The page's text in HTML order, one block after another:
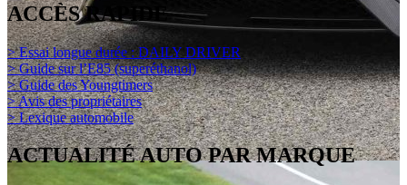
ACCÈS RAPIDE
> Essai longue durée : DAILY DRIVER
> Guide sur l’E85 (superéthanol)
> Guide des Youngtimers
> Avis des propriétaires
> Lexique automobile
ACTUALITÉ AUTO PAR MARQUE